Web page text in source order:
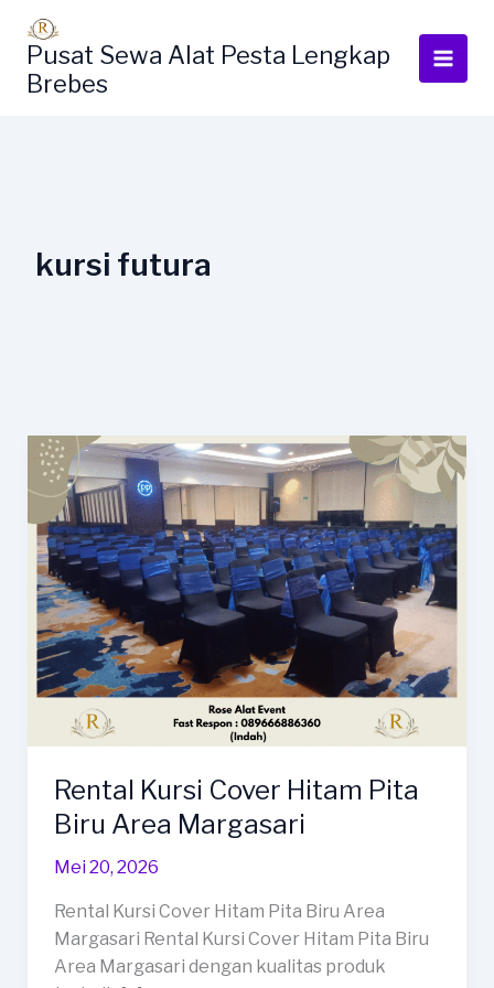
kontenPusat Sewa Alat Pesta Lengkap
Brebes
kursi futura
Rental Kursi Cover Hitam Pita
Biru Area Margasari
Mei 20, 2026
Rental Kursi Cover Hitam Pita Biru Area
Margasari Rental Kursi Cover Hitam Pita Biru
Area Margasari dengan kualitas produk